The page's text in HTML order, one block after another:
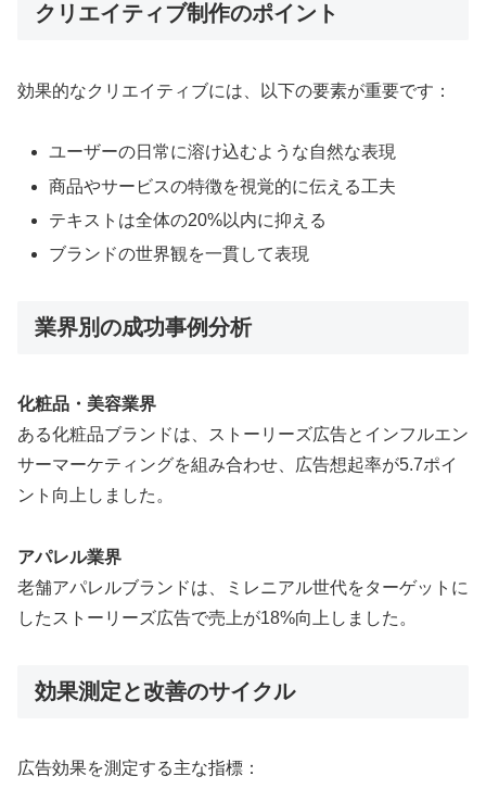
クリエイティブ制作のポイント
効果的なクリエイティブには、以下の要素が重要です：
ユーザーの日常に溶け込むような自然な表現
商品やサービスの特徴を視覚的に伝える工夫
テキストは全体の20%以内に抑える
ブランドの世界観を一貫して表現
業界別の成功事例分析
化粧品・美容業界
ある化粧品ブランドは、ストーリーズ広告とインフルエン
サーマーケティングを組み合わせ、広告想起率が5.7ポイ
ント向上しました。
アパレル業界
老舗アパレルブランドは、ミレニアル世代をターゲットに
したストーリーズ広告で売上が18%向上しました。
効果測定と改善のサイクル
広告効果を測定する主な指標：